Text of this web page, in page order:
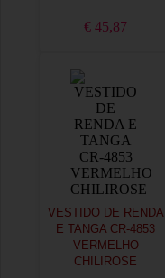
€ 45,87
VESTIDO DE RENDA
E TANGA CR-4853
VERMELHO
CHILIROSE